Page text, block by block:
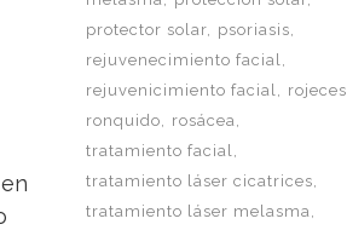
protector solar
psoriasis
rejuvenecimiento facial
rejuvenicimiento facial
rojeces
ronquido
rosácea
tratamiento facial
tratamiento láser cicatrices
tratamiento láser melasma